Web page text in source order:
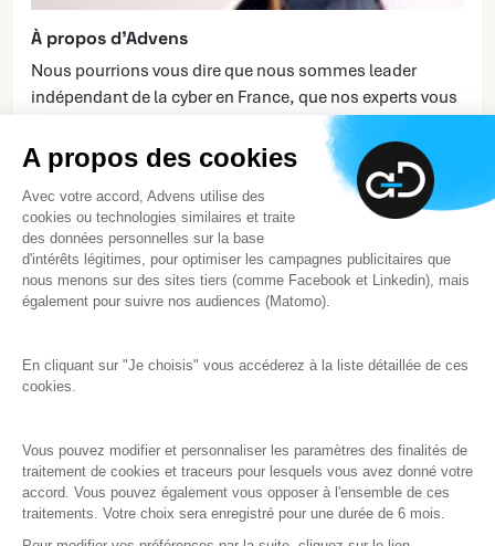
A propos des cookies
Avec votre accord, Advens utilise des
cookies ou technologies similaires et traite
des données personnelles sur la base
d'intérêts légitimes, pour optimiser les campagnes publicitaires que
nous menons sur des sites tiers (comme Facebook et Linkedin), mais
également pour suivre nos audiences (Matomo).
En cliquant sur "Je choisis" vous accéderez à la liste détaillée de ces
cookies.
Vous pouvez modifier et personnaliser les paramètres des finalités de
traitement de cookies et traceurs pour lesquels vous avez donné votre
accord. Vous pouvez également vous opposer à l'ensemble de ces
traitements. Votre choix sera enregistré pour une durée de 6 mois.
À propos d’Advens
Nous pourrions vous dire que nous sommes leader
indépendant de la cyber en France, que nos experts vous
accompagnent partout dans le monde pour faire face à
la menace cyber. C’est vrai. Mais ce n’est pas ce qui nous
définit le mieux. Plus que protéger vos données, nous
agissons, collectivement, face aux urgences du monde
d’aujourd’hui... et de demain.
En savoir plus
Note d’information